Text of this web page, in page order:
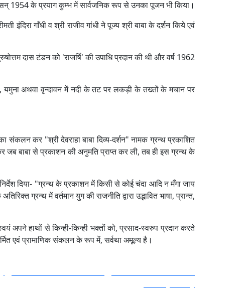
सन् 1954 के प्रयाग कुम्भ में सार्वजनिक रूप से उनका पूजन भी किया।
गाँधी व श्री राजीव गांधी ने पूज्य श्री बाबा के दर्शन किये एवं
दास टंडन को 'राजर्षि' की उपाधि प्रदान की थी और वर्ष 1962
यमुना अथवा वृन्दावन में नदी के तट पर लकड़ी के तख्तों के मचान पर
संकलन कर "श्री देवराहा बाबा दिव्य-दर्शन" नामक ग्रन्थ प्रकाशित
जब बाबा से प्रकाशन की अनुमति प्राप्त कर ली, तब ही इस ग्रन्थ के
दिया- "ग्रन्थ के प्रकाशन में किसी से कोई चंदा आदि न मँगा जाय
ग्रन्थ में वर्तमान युग की राजनीति द्वारा उद्भावित भाषा, प्रान्त,
अपने हाथों से किन्ही-किन्ही भक्तों को, प्रसाद-स्वरुप प्रदान करते
एवं प्रामाणिक संकलन के रूप में, सर्वथा अमूल्य है।